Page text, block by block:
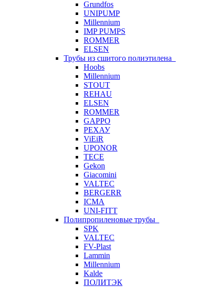
Grundfos
UNIPUMP
Millennium
IMP PUMPS
ROMMER
ELSEN
Трубы из сшитого полиэтилена
Hoobs
Millennium
STOUT
REHAU
ELSEN
ROMMER
GAPPO
РЕХАУ
ViEiR
UPONOR
TECE
Gekon
Giacomini
VALTEC
BERGERR
ICMA
UNI-FITT
Полипропиленовые трубы
SPK
VALTEC
FV-Plast
Lammin
Millennium
Kalde
ПОЛИТЭК